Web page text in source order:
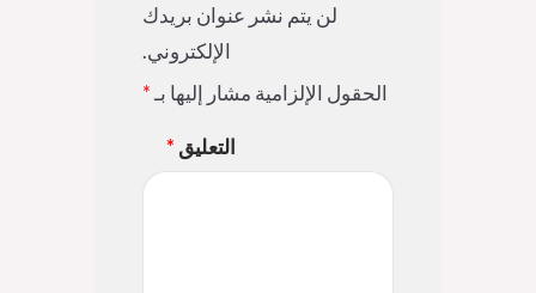
لن يتم نشر عنوان بريدك
الإلكتروني.
الحقول الإلزامية مشار إليها بـ*
التعليق *